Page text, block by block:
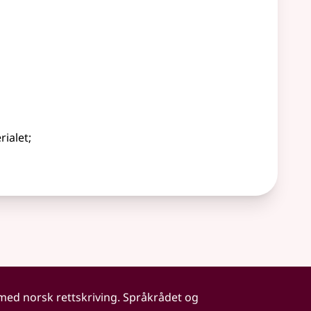
;
norsk rettskriving. Språkrådet og